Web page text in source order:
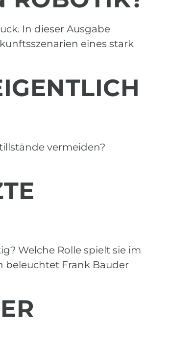
In dieser Ausgabe
eines stark
vermeiden?
Welche Rolle spielt sie im
beleuchtet Frank Bauder